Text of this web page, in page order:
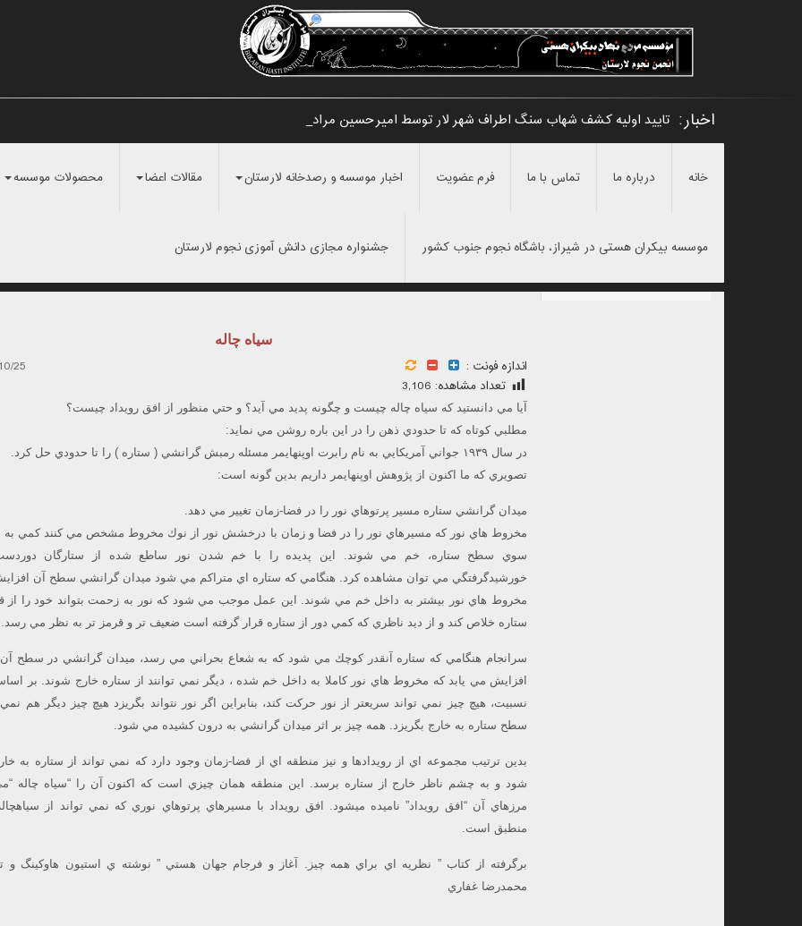
اخبار: تایید اولیه کشف شهاب سنگ اطراف شهر لار توسط امیرحسین مرادی و نا_
خانه درباره ما تماس با ما فرم عضویت اخبار موسسه و رصدخانه لارستان مقالات اعضا محصولات موسسه
موسسه بیکران هستی در شیراز، باشگاه نجوم جنوب کشور جشنواره مجازی دانش آموزی نجوم لارستان
سياه چاله
اندازه فونت :
25
تعداد مشاهده: 3,106
آيا مي دانستيد كه سياه چاله چيست و چگونه پديد مي آيد؟ و حتي منظور از افق رويداد چيست؟
مطلبي كوتاه كه تا حدودي ذهن را در اين باره روشن مي نمايد:
در سال ١٩٣٩ جواني آمريكايي به نام رابرت اوپنهايمر مسئله رمبش گرانشي ( ستاره ) را تا حدودي حل كرد.
تصويري كه ما اكنون از پژوهش اوپنهايمر داريم بدين گونه است:
ميدان گرانشي ستاره مسير پرتوهاي نور را در فضا-زمان تغيير مي دهد.
مخروط هاي نور كه مسيرهاي نور را در فضا و زمان با درخشش نور از نوك مخروط مشخص مي كنند كمي به
سوي سطح ستاره، خم مي شوند. اين پديده را با خم شدن نور ساطع شده از ستارگان
خورشيدگرفتگي مي توان مشاهده كرد. هنگامي كه ستاره اي متراكم مي شود ميدان گرانشي سطح آن
مخروط هاي نور بيشتر به داخل خم مي شوند. اين عمل موجب مي شود كه نور به زحمت بتواند خود را از
ستاره خلاص كند و از ديد ناظري كه كمي دور از ستاره قرار گرفته است ضعيف تر و قرمز تر به نظر مي رسد.
سرانجام هنگامي كه ستاره آنقدر كوچك مي شود كه به شعاع بحراني مي رسد، ميدان گرانشي در سطح
افزايش مي يابد كه مخروط هاي نور كاملا به داخل خم شده ، ديگر نمي توانند از ستاره خارج شوند. بر
نسبيت، هيچ چيز نمي تواند سريعتر از نور حركت كند، بنابراين اگر نور نتواند بگريزد هيچ چيز ديگر هم نمي
سطح ستاره به خارج بگريزد. همه چيز بر اثر ميدان گرانشي به درون كشيده مي شود.
بدين ترتيب مجموعه اي از رويدادها و نيز منطقه اي از فضا-زمان وجود دارد كه نمي تواند از ستاره به
شود و به چشم ناظر خارج از ستاره برسد. اين منطقه همان چيزي است كه اكنون آن را “سياه چاله
مرزهاي آن “افق رويداد” ناميده ميشود. افق رويداد با مسيرهاي پرتوهاي نوري كه نمي تواند از
منطبق است.
برگرفته از كتاب ” نظريه اي براي همه چيز. آغاز و فرجام جهان هستي ” نوشته ي استيون هاوكينگ و
محمدرضا غفاري